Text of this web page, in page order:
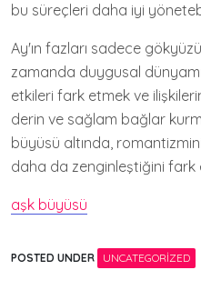
bu süreçleri daha iyi
Ay'ın fazları sadece
zamanda duygusal
etkileri fark etmek ve
derin ve sağlam bağlar
büyüsü altında,
daha da zenginleştiğini fark
aşk büyüsü
POSTED UNDER UNCATEGORIZED